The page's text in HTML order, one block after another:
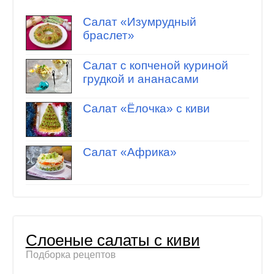
Салат «Изумрудный
браслет»
Салат с копченой куриной
грудкой и ананасами
Салат «Ёлочка» с киви
Салат «Африка»
Слоеные салаты с киви
Подборка рецептов